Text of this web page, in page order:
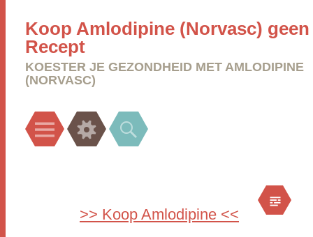
Koop Amlodipine (Norvasc) geen
Recept
KOESTER JE GEZONDHEID MET AMLODIPINE
(NORVASC)
Menu Widgets Search
>> Koop Amlodipine <<